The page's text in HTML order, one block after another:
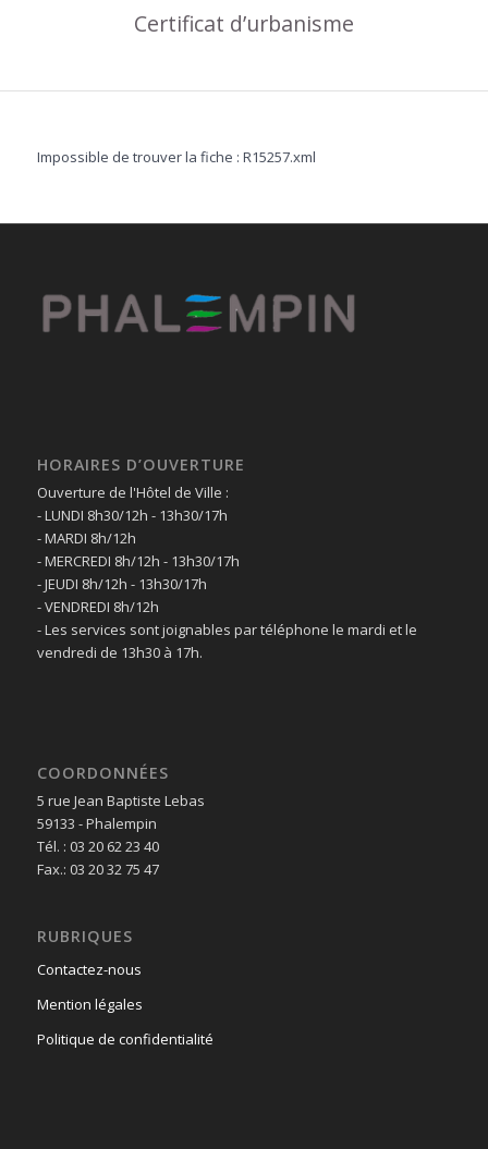
Certificat d’urbanisme
Impossible de trouver la fiche : R15257.xml
HORAIRES D’OUVERTURE
Ouverture de l'Hôtel de Ville :
- LUNDI 8h30/12h - 13h30/17h
- MARDI 8h/12h
- MERCREDI 8h/12h - 13h30/17h
- JEUDI 8h/12h - 13h30/17h
- VENDREDI 8h/12h
- Les services sont joignables par téléphone le mardi et le
vendredi de 13h30 à 17h.
COORDONNÉES
5 rue Jean Baptiste Lebas
59133 - Phalempin
Tél. : 03 20 62 23 40
Fax.: 03 20 32 75 47
RUBRIQUES
Contactez-nous
Mention légales
Politique de confidentialité